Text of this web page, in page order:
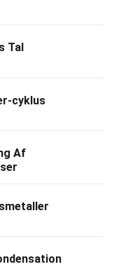
Tal
cyklus
Af